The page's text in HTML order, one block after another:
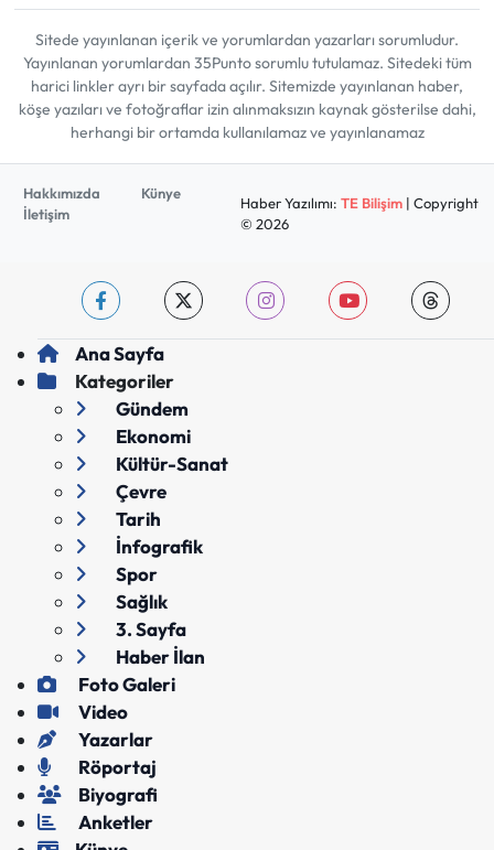
Sitede yayınlanan içerik ve yorumlardan yazarları sorumludur.
Yayınlanan yorumlardan 35Punto sorumlu tutulamaz. Sitedeki tüm
harici linkler ayrı bir sayfada açılır. Sitemizde yayınlanan haber,
köşe yazıları ve fotoğraflar izin alınmaksızın kaynak gösterilse dahi,
herhangi bir ortamda kullanılamaz ve yayınlanamaz
Hakkımızda
Künye
İletişim
Haber Yazılımı: TE Bilişim| Copyright
© 2026
Ana Sayfa
Kategoriler
Gündem
Ekonomi
Kültür-Sanat
Çevre
Tarih
İnfografik
Spor
Sağlık
3. Sayfa
Haber İlan
Foto Galeri
Video
Yazarlar
Röportaj
Biyografi
Anketler